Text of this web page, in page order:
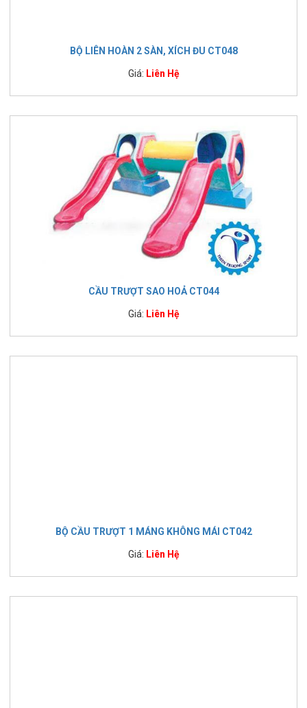
BỘ LIÊN HOÀN 2 SÀN, XÍCH ĐU CT048
Giá: Liên Hệ
CẦU TRƯỢT SAO HOẢ CT044
Giá: Liên Hệ
BỘ CẦU TRƯỢT 1 MÁNG KHÔNG MÁI CT042
Giá: Liên Hệ